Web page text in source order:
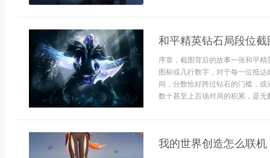
和平精英钻石局段位
序章，截图背后的故事一张和平
图标或几行数字，对于每一位抵
间，分数恰好跨过钻石的门槛，
数十甚至上百场对局的积累，是
我的世界创造怎么联